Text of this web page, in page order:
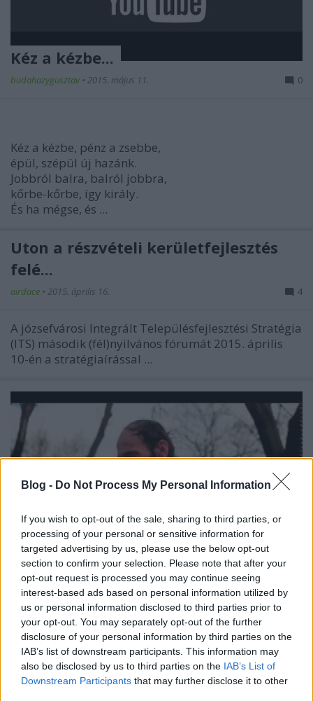
Blog - Do Not Process My Personal Information
If you wish to opt-out of the sale, sharing to third parties, or
processing of your personal or sensitive information for
targeted advertising by us, please use the below opt-out
section to confirm your selection. Please note that after your
opt-out request is processed you may continue seeing
interest-based ads based on personal information utilized by
us or personal information disclosed to third parties prior to
your opt-out. You may separately opt-out of the further
disclosure of your personal information by third parties on the
IAB’s list of downstream participants. This information may
also be disclosed by us to third parties on the IAB’s List of
Downstream Participants that may further disclose it to other
Kéz a kézbe...
budahazygusztav • 2015. május 11. 0
Kéz a kézbe, pénz a zsebbe,
épül, szépül új hazánk.
Jobbról balra, balról jobbra,
kőrbe-kőrbe, így király.
És ha mégse, és ...
Úton a részvételi kerületfejlesztés
felé...
airdace • 2015. április 16. 4
A józsefvárosi Integrált Településfejlesztési Stratégia
(ITS) második (fél)nyilvános fórumát 2015. április
10-én a stratégiaírással ...
Leé József - Rejtő Gábor: Még, már,
majd
budahazygusztav•2015. április 09.